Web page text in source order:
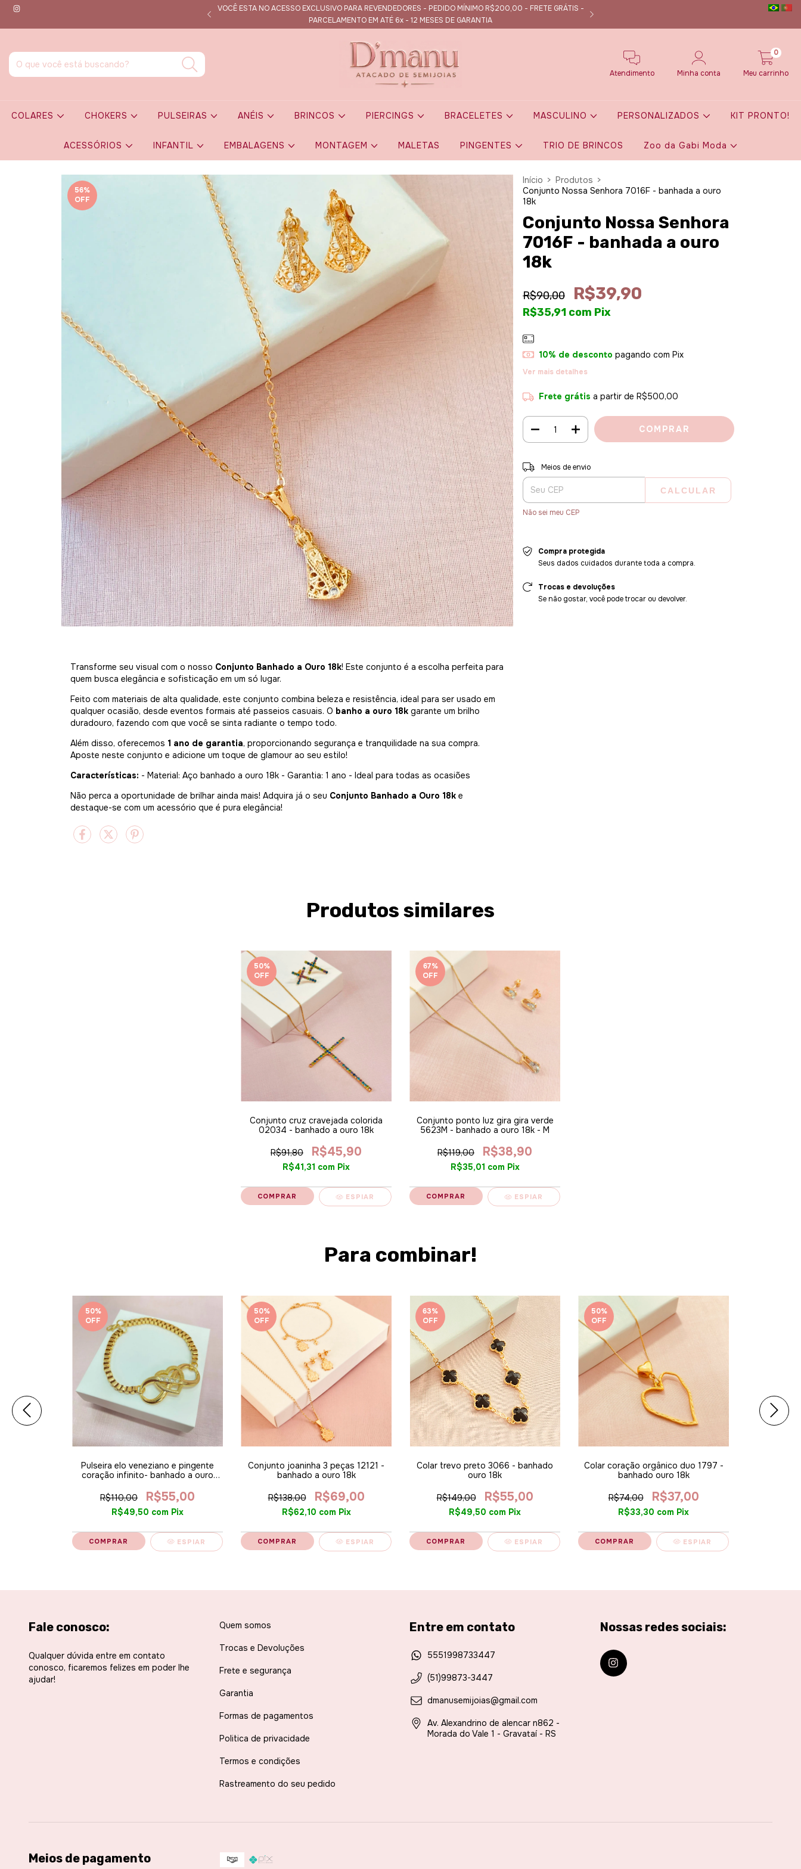
por dentro de todas as novidades em tempo real!
VOCÊ ESTA NO ACESSO EXCLUSIVO PARA REVENDEDORES - PEDIDO MÍNIMO R$200,00 - FRETE GRÁTIS -
PARCELAMENTO EM ATÉ 6x - 12 MESES DE GARANTIA
Nos siga no instagram @dmanuoficial e fique por
Atendimento Minha conta Meu carrinho
0
COLARES CHOKERS PULSEIRAS ANÉIS BRINCOS PIERCINGS BRACELETES MASCULINO PERSONALIZADOS KIT PRONTO!
ACESSÓRIOS INFANTIL EMBALAGENS MONTAGEM MALETAS PINGENTES TRIO DE BRINCOS Zoo da Gabi Moda
56%
OFF
Transforme seu visual com o nosso Conjunto Banhado a Ouro 18k! Este conjunto é a escolha perfeita para
quem busca elegância e sofisticação em um só lugar.
Feito com materiais de alta qualidade, este conjunto combina beleza e resistência, ideal para ser usado em
qualquer ocasião, desde eventos formais até passeios casuais. O banho a ouro 18k garante um brilho
duradouro, fazendo com que você se sinta radiante o tempo todo.
Além disso, oferecemos 1 ano de garantia, proporcionando segurança e tranquilidade na sua compra.
Aposte neste conjunto e adicione um toque de glamour ao seu estilo!
Características: - Material: Aço banhado a ouro 18k - Garantia: 1 ano - Ideal para todas as ocasiões
Não perca a oportunidade de brilhar ainda mais! Adquira já o seu Conjunto Banhado a Ouro 18k e
destaque-se com um acessório que é pura elegância!
Início > Produtos >
Conjunto Nossa Senhora 7016F - banhada a ouro
18k
Conjunto Nossa Senhora
7016F - banhada a ouro
18k
R$90,00 R$39,90
R$35,91 com Pix
10% de desconto pagando com Pix
Ver mais detalhes
Frete grátis a partir de R$500,00
Entregas para o CEP:
Meios de envio
CALCULAR
Não sei meu CEP
Compra protegida
Seus dados cuidados durante toda a compra.
Trocas e devoluções
Se não gostar, você pode trocar ou devolver.
Produtos similares
50%
OFF
Conjunto cruz cravejada colorida
02034 - banhado a ouro 18k
R$91,80 R$45,90
R$41,31 com Pix
ESPIAR
67%
OFF
Conjunto ponto luz gira gira verde
5623M - banhado a ouro 18k - M
R$119,00 R$38,90
R$35,01 com Pix
ESPIAR
Para combinar!
50%
OFF
Pulseira elo veneziano e pingente
coração infinito- banhado a ouro
R$110,00
R$55,00
R$49,50 com Pix
ESPIAR
50%
OFF
Conjunto joaninha 3 peças 12121 -
banhado a ouro 18k
R$138,00 R$69,00
R$62,10 com Pix
ESPIAR
63%
OFF
Colar trevo preto 3066 - banhado
ouro 18k
R$149,00 R$55,00
R$49,50 com Pix
ESPIAR
50%
OFF
Colar coração orgânico duo 1797 -
banhado ouro 18k
R$74,00 R$37,00
R$33,30 com Pix
ESPIAR
Fale conosco:
Qualquer dúvida entre em contato
conosco, ficaremos felizes em poder lhe
ajudar!
Quem somos
Trocas e Devoluções
Frete e segurança
Garantia
Formas de pagamentos
Politica de privacidade
Termos e condições
Rastreamento do seu pedido
Entre em contato
5551998733447
(51)99873-3447
dmanusemijoias@gmail.com
Av. Alexandrino de alencar n862 -
Morada do Vale 1 - Gravataí - RS
Nossas redes sociais:
Meios de pagamento